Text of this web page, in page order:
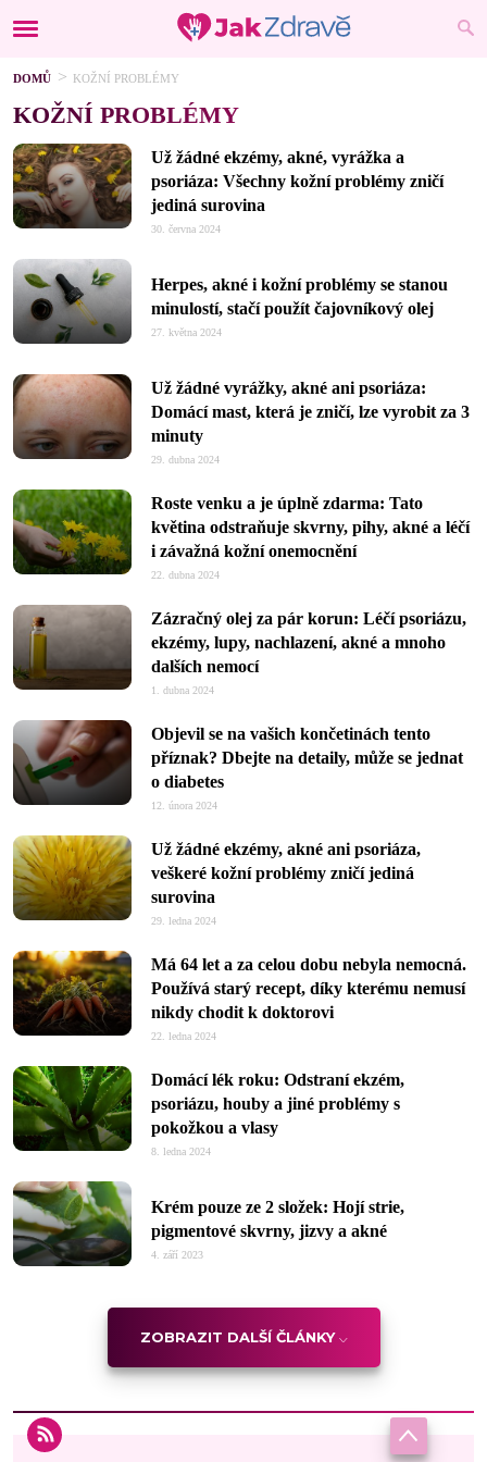
DOMŮ KOŽNÍ PROBLÉMY
KOŽNÍ PROBLÉMY
Už žádné ekzémy, akné, vyrážka a
psoriáza: Všechny kožní problémy zničí
jediná surovina
30. června 2024
Herpes, akné i kožní problémy se stanou
minulostí, stačí použít čajovníkový olej
27. května 2024
Už žádné vyrážky, akné ani psoriáza:
Domácí mast, která je zničí, lze vyrobit za 3
minuty
29. dubna 2024
Roste venku a je úplně zdarma: Tato
květina odstraňuje skvrny, pihy, akné a léčí
i závažná kožní onemocnění
22. dubna 2024
Zázračný olej za pár korun: Léčí psoriázu,
ekzémy, lupy, nachlazení, akné a mnoho
dalších nemocí
1. dubna 2024
Objevil se na vašich končetinách tento
příznak? Dbejte na detaily, může se jednat
o diabetes
12. února 2024
Už žádné ekzémy, akné ani psoriáza,
veškeré kožní problémy zničí jediná
surovina
29. ledna 2024
Má 64 let a za celou dobu nebyla nemocná.
Používá starý recept, díky kterému nemusí
nikdy chodit k doktorovi
22. ledna 2024
Domácí lék roku: Odstraní ekzém,
psoriázu, houby a jiné problémy s
pokožkou a vlasy
8. ledna 2024
Krém pouze ze 2 složek: Hojí strie,
pigmentové skvrny, jizvy a akné
4. září 2023
ZOBRAZIT DALŠÍ ČLÁNKY